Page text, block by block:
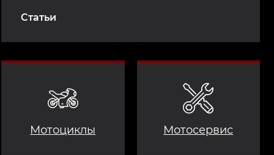
Статьи
Мотоциклы Мотосервис